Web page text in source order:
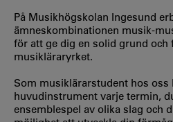
På Musikhögskolan Ingesund
ämneskombinationen musik-
för att ge dig en solid grund
musikläraryrket.
Som musiklärarstudent hos
huvudinstrument varje termin,
ensemblespel av olika slag och